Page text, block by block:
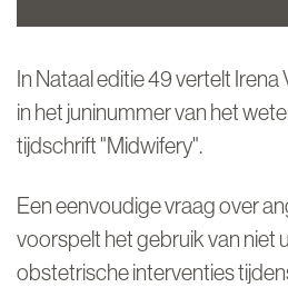
In Nataal editie 49 vertelt
in het juninummer van het
tijdschrift "Midwifery".
Een eenvoudige vraag over
voorspelt het gebruik van niet
obstetrische interventies